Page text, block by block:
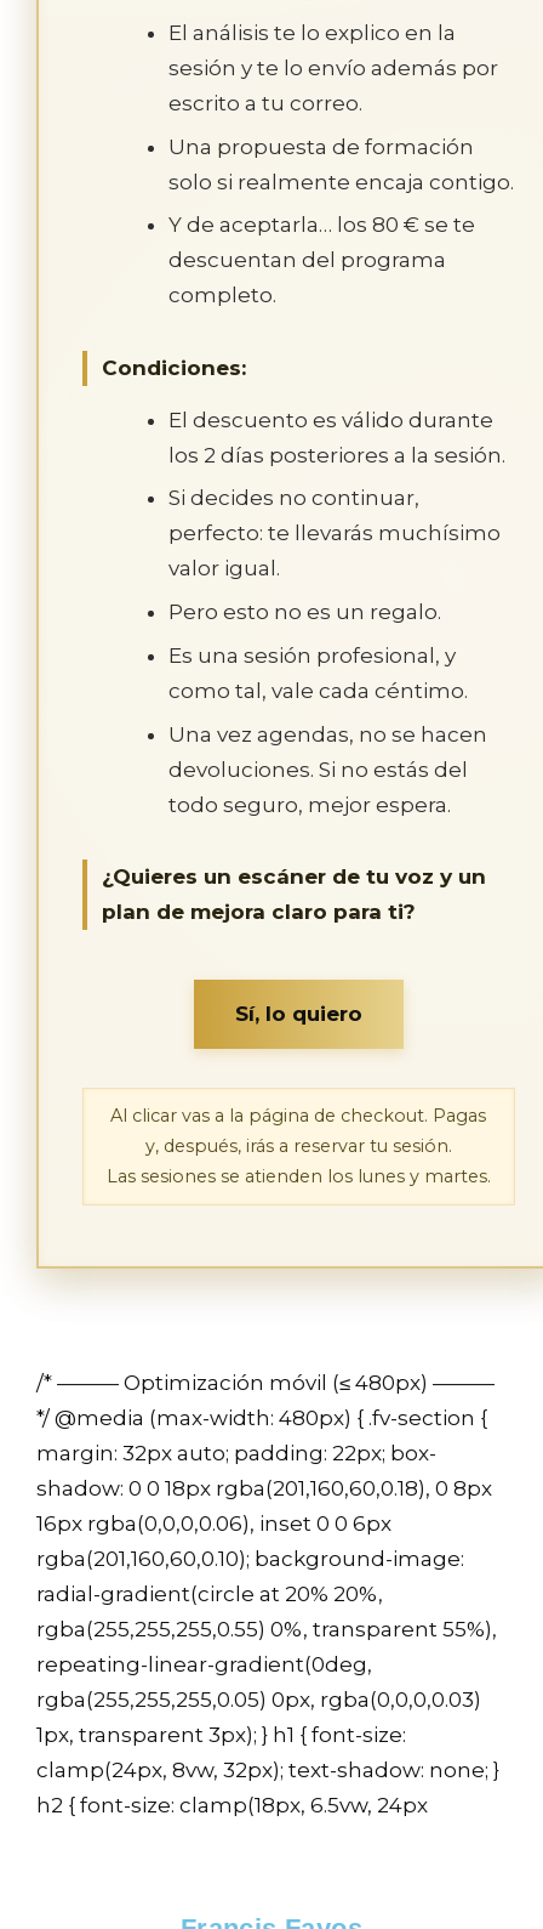
El análisis te lo explico en la
sesión y te lo envío además por
escrito a tu correo.
Una propuesta de formación
solo si realmente encaja contigo.
Y de aceptarla… los 80 € se te
descuentan del programa
completo.
Condiciones:
El descuento es válido durante
los 2 días posteriores a la sesión.
Si decides no continuar,
perfecto: te llevarás muchísimo
valor igual.
Pero esto no es un regalo.
Es una sesión profesional, y
como tal, vale cada céntimo.
Una vez agendas, no se hacen
devoluciones. Si no estás del
todo seguro, mejor espera.
¿Quieres un escáner de tu voz y un
plan de mejora claro para ti?
Sí, lo quiero
Al clicar vas a la página de checkout. Pagas
y, después, irás a reservar tu sesión.
Las sesiones se atienden los lunes y martes.
/* ——— Optimización móvil (≤ 480px) ———
*/ @media (max-width: 480px) { .fv-section {
margin: 32px auto; padding: 22px; box-
shadow: 0 0 18px rgba(201,160,60,0.18), 0 8px
16px rgba(0,0,0,0.06), inset 0 0 6px
rgba(201,160,60,0.10); background-image:
radial-gradient(circle at 20% 20%,
rgba(255,255,255,0.55) 0%, transparent 55%),
repeating-linear-gradient(0deg,
rgba(255,255,255,0.05) 0px, rgba(0,0,0,0.03)
1px, transparent 3px); } h1 { font-size:
clamp(24px, 8vw, 32px); text-shadow: none; }
h2 { font-size: clamp(18px, 6.5vw, 24px